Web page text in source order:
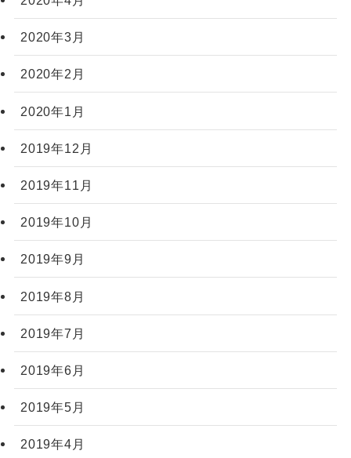
2020年3月
2020年2月
2020年1月
2019年12月
2019年11月
2019年10月
2019年9月
2019年8月
2019年7月
2019年6月
2019年5月
2019年4月